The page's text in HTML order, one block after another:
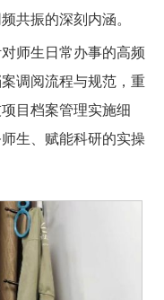
共振的深刻内涵。
师生日常办事的高频
调阅流程与规范，重
目档案管理实施细
生、赋能科研的实操